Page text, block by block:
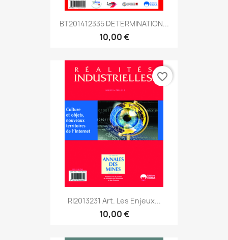
BT201412335 DETERMINATION...
10,00 €
RI2013231 Art. Les Enjeux...
10,00 €
favorite_border